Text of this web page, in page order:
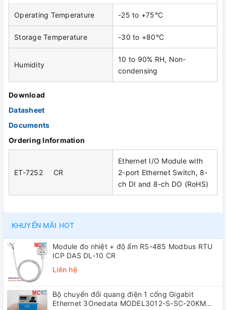
Operating Temperature -25 to +75°C
Storage Temperature -30 to +80°C
Humidity
10 to 90% RH, Non-
condensing
Download
Datasheet
Documents
Ordering Information
ET-7252 CR
Ethernet I/O Module with
2-port Ethernet Switch, 8-
ch DI and 8-ch DO (RoHS)
KHUYẾN MÃI HOT
Module đo nhiệt + độ ẩm RS-485 Modbus RTU
ICP DAS DL-10 CR
Liên hệ
Bộ chuyển đổi quang điện 1 cổng Gigabit
Ethernet 3Onedata MODEL3012-S-SC-20KM